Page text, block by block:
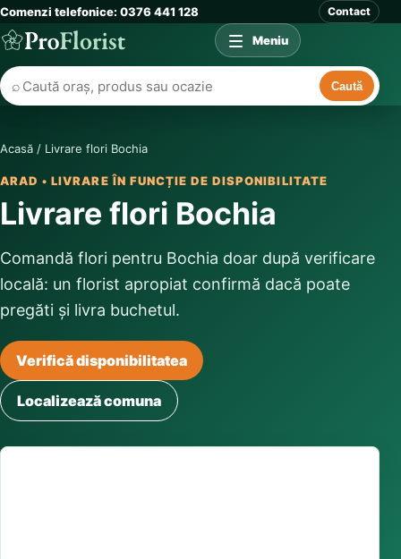
Comenzi telefonice: 0376 441 128 Contact
⌕ Caută
Meniu
Acasă / Livrare flori Bochia
ARAD • LIVRARE ÎN FUNCȚIE DE DISPONIBILITATE
Livrare flori Bochia
Comandă flori pentru Bochia doar după verificare
locală: un florist apropiat confirmă dacă poate
pregăti și livra buchetul.
Verifică disponibilitatea
Localizează comuna